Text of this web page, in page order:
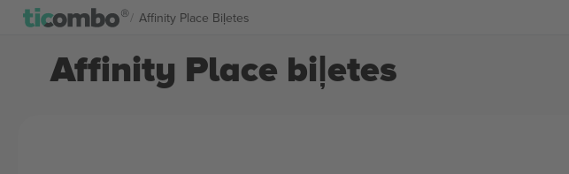
Affinity Place Biļetes
Affinity Place biļetes